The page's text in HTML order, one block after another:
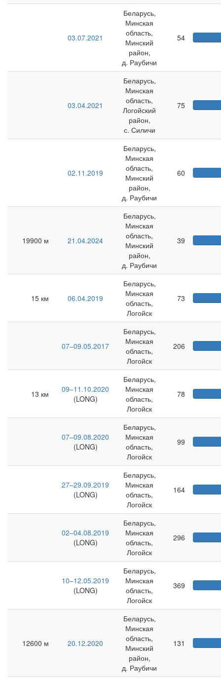
03.07.2021
Беларусь,
Минская
область,
Минский
район,
д. Раубичи
54
03.04.2021
Беларусь,
Минская
область,
Логойский
район,
с. Силичи
75
02.11.2019
Беларусь,
Минская
область,
Минский
район,
д. Раубичи
60
19900 м 21.04.2024
Беларусь,
Минская
область,
Минский
район,
д. Раубичи
39
15 км 06.04.2019
Беларусь,
Минская
область,
Логойск
73
07–09.05.2017
Беларусь,
Минская
область,
Логойск
206
13 км
09–11.10.2020
(LONG)
Беларусь,
Минская
область,
Логойск
78
07–09.08.2020
(LONG)
Беларусь,
Минская
область,
Логойск
99
27–29.09.2019
(LONG)
Беларусь,
Минская
область,
Логойск
164
02–04.08.2019
(LONG)
Беларусь,
Минская
область,
Логойск
296
10–12.05.2019
(LONG)
Беларусь,
Минская
область,
Логойск
369
12600 м 20.12.2020
Беларусь,
Минская
область,
Минский
район,
д. Раубичи
131